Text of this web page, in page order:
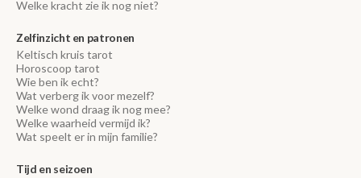
Welke kracht zie ik nog niet?
Zelfinzicht en patronen
Keltisch kruis tarot
Horoscoop tarot
Wie ben ik echt?
Wat verberg ik voor mezelf?
Welke wond draag ik nog mee?
Welke waarheid vermijd ik?
Wat speelt er in mijn familie?
Tijd en seizoen